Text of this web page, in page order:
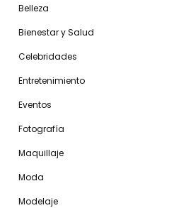
Belleza
Bienestar y Salud
Celebridades
Entretenimiento
Eventos
Fotografía
Maquillaje
Moda
Modelaje